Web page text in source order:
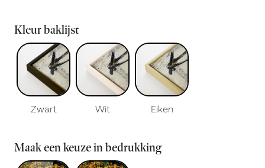
Kleur baklijst
Zwart Wit Eiken
Maak een keuze in bedrukking